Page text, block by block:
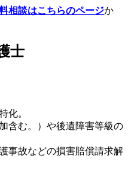
相談はこちらのページか
士
化。
含む。）や後遺障害等級の
事故などの損害賠償請求解